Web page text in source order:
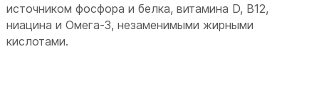
источником фосфора и белка, витамина D, В12,
ниацина и Омега-3, незаменимыми жирными
кислотами.